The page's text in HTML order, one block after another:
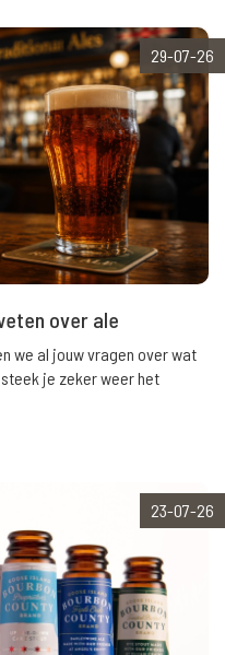
29-07-26
over ale
we al jouw vragen over wat
je zeker weer het
23-07-26